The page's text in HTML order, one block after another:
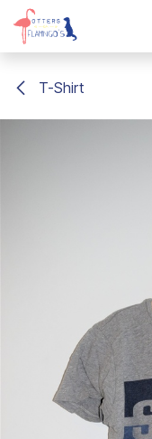
Overslaan naar inhoud
T-Shirt